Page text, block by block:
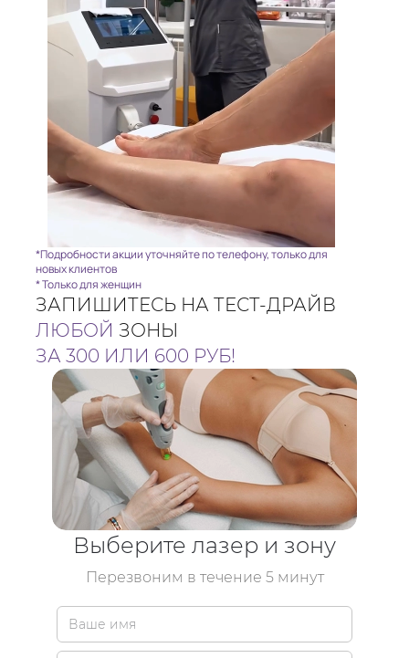
*Подробности акции уточняйте по телефону, только для
новых клиентов
* Только для женщин
ЗАПИШИТЕСЬ НА ТЕСТ-ДРАЙВ
ЛЮБОЙ ЗОНЫ
ЗА 300 ИЛИ 600 РУБ!
Выберите лазер и зону
Перезвоним в течение 5 минут